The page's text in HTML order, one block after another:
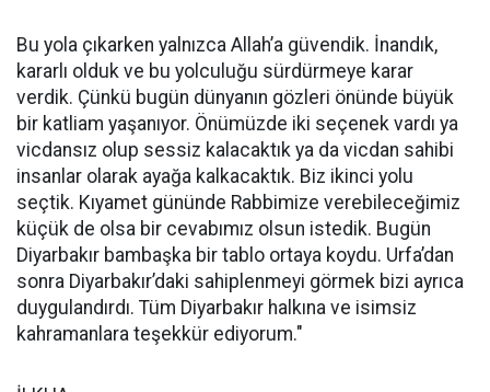
Bu yola çıkarken yalnızca Allah’a güvendik. İnandık,
kararlı olduk ve bu yolculuğu sürdürmeye karar
verdik. Çünkü bugün dünyanın gözleri önünde büyük
bir katliam yaşanıyor. Önümüzde iki seçenek vardı ya
vicdansız olup sessiz kalacaktık ya da vicdan sahibi
insanlar olarak ayağa kalkacaktık. Biz ikinci yolu
seçtik. Kıyamet gününde Rabbimize verebileceğimiz
küçük de olsa bir cevabımız olsun istedik. Bugün
Diyarbakır bambaşka bir tablo ortaya koydu. Urfa’dan
sonra Diyarbakır’daki sahiplenmeyi görmek bizi ayrıca
duygulandırdı. Tüm Diyarbakır halkına ve isimsiz
kahramanlara teşekkür ediyorum."